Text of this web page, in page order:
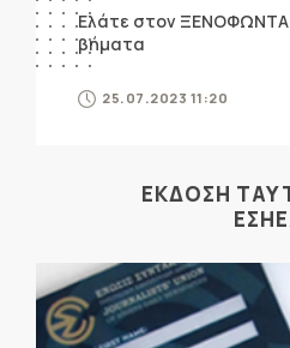
Ελάτε στον ΞΕΝΟΦΩΝΤΑ
βήματα
25.07.2023 11:20
ΕΚΔΟΣΗ